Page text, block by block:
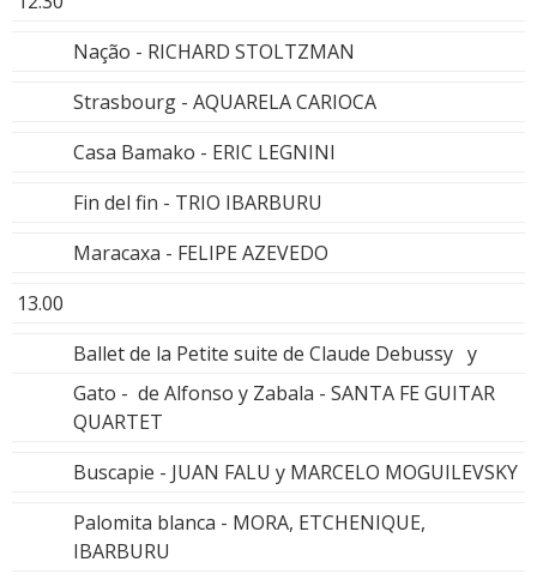
Nação - RICHARD STOLTZMAN
Strasbourg - AQUARELA CARIOCA
Casa Bamako - ERIC LEGNINI
Fin del fin - TRIO IBARBURU
Maracaxa - FELIPE AZEVEDO
13.00
Ballet de la Petite suite de Claude Debussy y
Gato - de Alfonso y Zabala - SANTA FE GUITAR
QUARTET
Buscapie - JUAN FALU y MARCELO MOGUILEVSKY
Palomita blanca - MORA, ETCHENIQUE,
IBARBURU